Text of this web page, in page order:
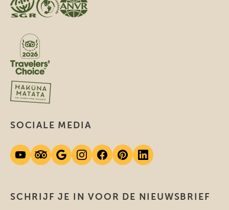
SCHRIJF JE IN VOOR DE NIEUWSBRIEF
SOCIALE MEDIA